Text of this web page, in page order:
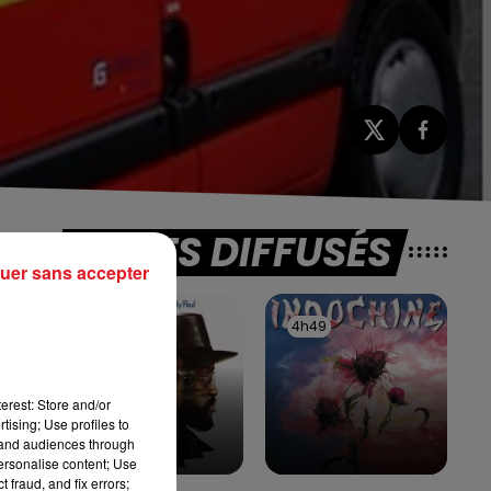
TITRES DIFFUSÉS
4h49
4h49
Store and/or
Use profiles to
audiences through
content; Use
fraud, and fix errors;
sans accepter